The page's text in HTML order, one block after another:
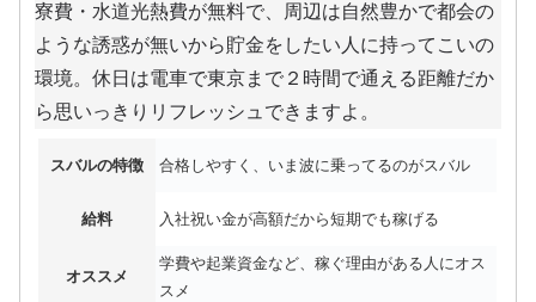
寮費・水道光熱費が無料で、周辺は自然豊かで都会の
ような誘惑が無いから貯金をしたい人に持ってこいの
環境。休日は電車で東京まで２時間で通える距離だか
ら思いっきりリフレッシュできますよ。
スバルの特徴 合格しやすく、いま波に乗ってるのがスバル
給料 入社祝い金が高額だから短期でも稼げる
オススメ
学費や起業資金など、稼ぐ理由がある人にオス
スメ